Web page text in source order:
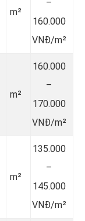
m²
–
160.000
VNĐ/m²
m²
160.000
–
170.000
VNĐ/m²
m²
135.000
–
145.000
VNĐ/m²